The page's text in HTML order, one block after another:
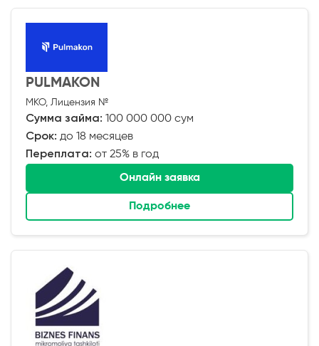
PULMAKON
МКО, Лицензия №
Сумма займа: 100 000 000 сум
Срок: до 18 месяцев
Переплата: от 25% в год
Онлайн заявка
Подробнее